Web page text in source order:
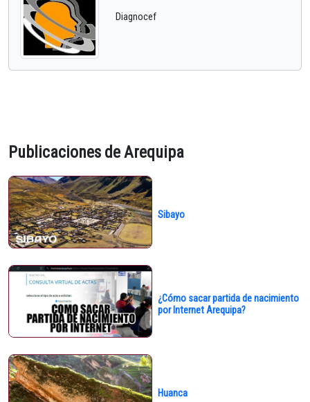
Diagnocef
Publicaciones de Arequipa
Sibayo
¿Cómo sacar partida de nacimiento
por Internet Arequipa?
Huanca